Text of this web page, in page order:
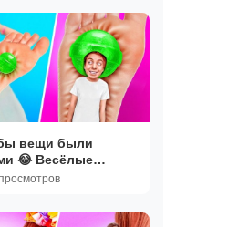
вещи были
😂 Весёлые
| 123GO